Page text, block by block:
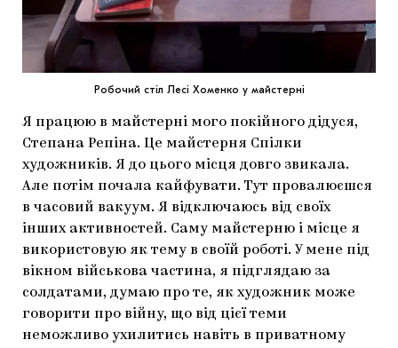
Робочий стіл Лесі Хоменко у майстерні
Я працюю в майстерні мого покійного дідуся,
Степана Репіна. Це майстерня Спілки
художників. Я до цього місця довго звикала.
Але потім почала кайфувати. Тут провалюєшся
в часовий вакуум. Я відключаюсь від своїх
інших активностей. Саму майстерню і місце я
використовую як тему в своїй роботі. У мене під
вікном військова частина, я підглядаю за
солдатами, думаю про те, як художник може
говорити про війну, що від цієї теми
неможливо ухилитись навіть в приватному